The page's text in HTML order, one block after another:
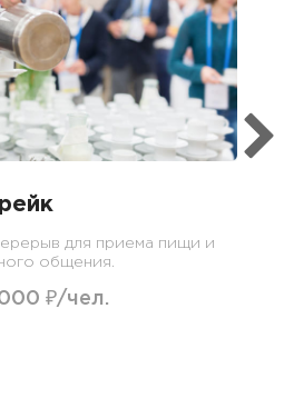
для приема пищи и
общения.
₽/чел.